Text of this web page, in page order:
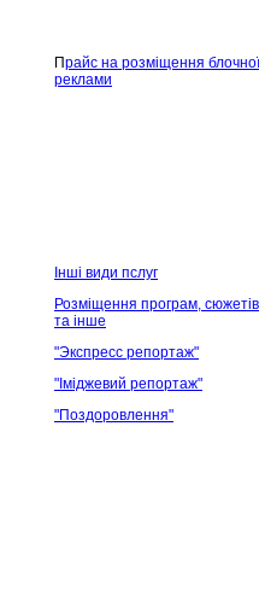
Прайс на рoзміщення блочної
реклами
Інші види пслуг
Розміщення програм, сюжетів
та інше
"Экспресс репортаж"
"Іміджевий репортаж"
"Поздоровлення"